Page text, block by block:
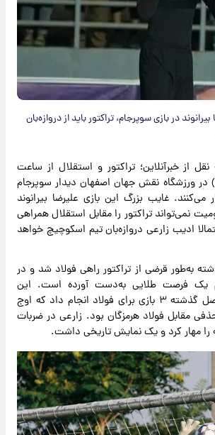
در بازی سوپرجام، تراکتور باید از دروازه‌بان
از خبرآنلاین؛ تراکتور و استقلال از ساعت
در ورزشگاه نقش جهان اصفهان دیدار سوپرجام
می‌کنند. غایب بزرگ این بازی علیرضا بیرانوند
نمی‌تواند تراکتور را مقابل استقلال همراهی
ادیب زارعی دروازه‌بان تیم اسکوچیچ خواهد
به‌طور قرضی از تراکتور راهی فولاد شد و در
یک فرصت طلایی به‌دست آورده است. این
دروازه‌بان ۲۲ ساله فصل گذشته ۳ بازی برای فولاد انجام داد که اوج
مقابل فولاد هرمزگان بود. زارعی در ضربات